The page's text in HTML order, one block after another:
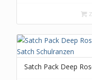
Satch Pack Deep